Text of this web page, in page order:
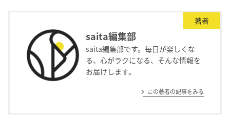
著者
saita編集部
saita編集部です。毎日が楽しくな
る、心がラクになる、そんな情報を
お届けします。
この著者の記事をみる